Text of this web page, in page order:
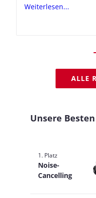
Weiterlesen...
Hörhilfen. In wenigen
ALLE
Unsere Besten
1. Platz
Noise-
Cancelling